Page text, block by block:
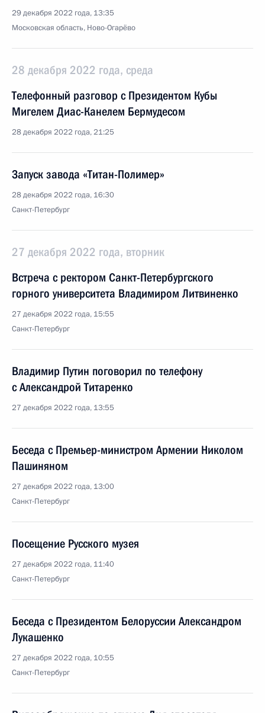
29 декабря 2022 года, 13:35
Московская область, Ново-Огарёво
28 декабря 2022 года, среда
Телефонный разговор с Президентом Кубы
Мигелем Диас-Канелем Бермудесом
28 декабря 2022 года, 21:25
Запуск завода «Титан-Полимер»
28 декабря 2022 года, 16:30
Санкт-Петербург
27 декабря 2022 года, вторник
Встреча с ректором Санкт-Петербургского
горного университета Владимиром Литвиненко
27 декабря 2022 года, 15:55
Санкт-Петербург
Владимир Путин поговорил по телефону
с Александрой Титаренко
27 декабря 2022 года, 13:55
Беседа с Премьер-министром Армении Николом
Пашиняном
27 декабря 2022 года, 13:00
Санкт-Петербург
Посещение Русского музея
27 декабря 2022 года, 11:40
Санкт-Петербург
Беседа с Президентом Белоруссии Александром
Лукашенко
27 декабря 2022 года, 10:55
Санкт-Петербург